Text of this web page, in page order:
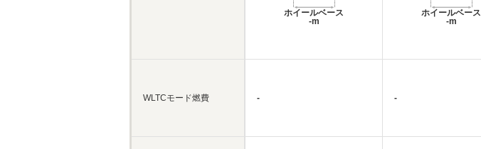
WLTCモード燃費
ホイールベース
-m
-
ホイールベース
-m
-